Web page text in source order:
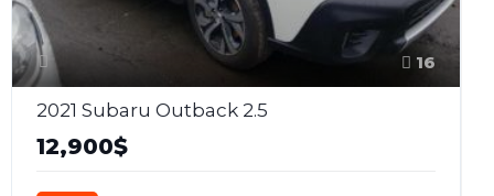
16
2021 Subaru Outback 2.5
12,900$